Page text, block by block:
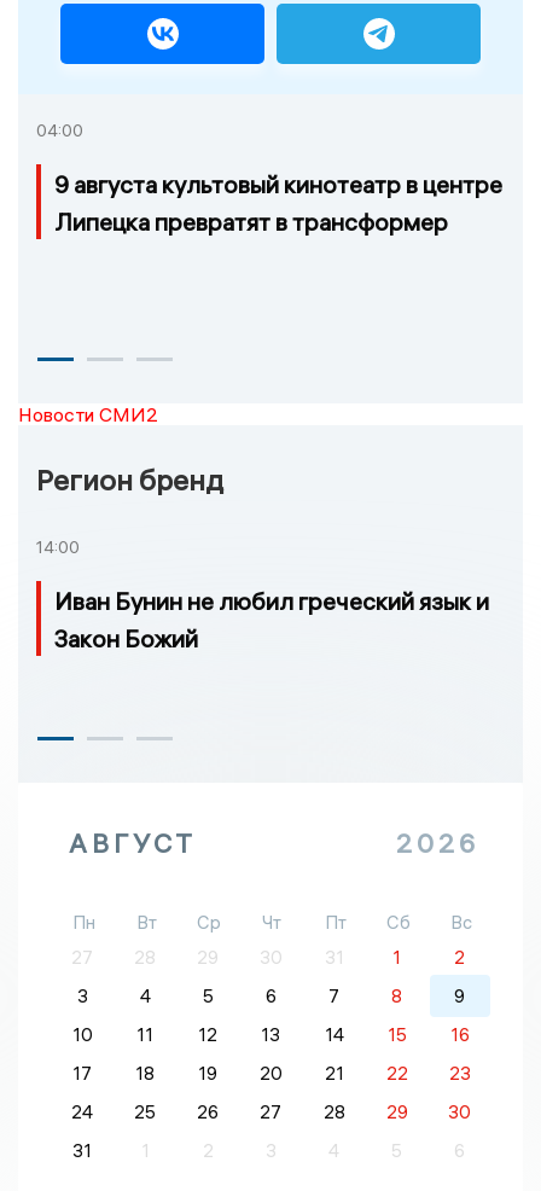
04:00
9 августа культовый кинотеатр в центре
Липецка превратят в трансформер
Новости СМИ2
Регион бренд
14:00
Иван Бунин не любил греческий язык и
Закон Божий
АВГУСТ 2026
Пн Вт Ср Чт Пт Сб
Вс
27
28 29 30 31 1
2
3
4 5 6 7 8
9
10
11 12 13 14 15
16
17
18 19 20 21 22
23
24
25 26 27 28 29
30
31
1 2 3 4 5 6